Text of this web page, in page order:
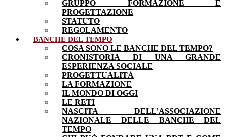
GRUPPO FORMAZIONE E
PROGETTAZIONE
STATUTO
REGOLAMENTO
BANCHE DEL TEMPO
COSA SONO LE BANCHE DEL TEMPO?
CRONISTORIA DI UNA GRANDE
ESPERIENZA SOCIALE
PROGETTUALITÀ
LA FORMAZIONE
IL MONDO DI OGGI
LE RETI
NASCITA DELL’ASSOCIAZIONE
NAZIONALE DELLE BANCHE DEL
TEMPO